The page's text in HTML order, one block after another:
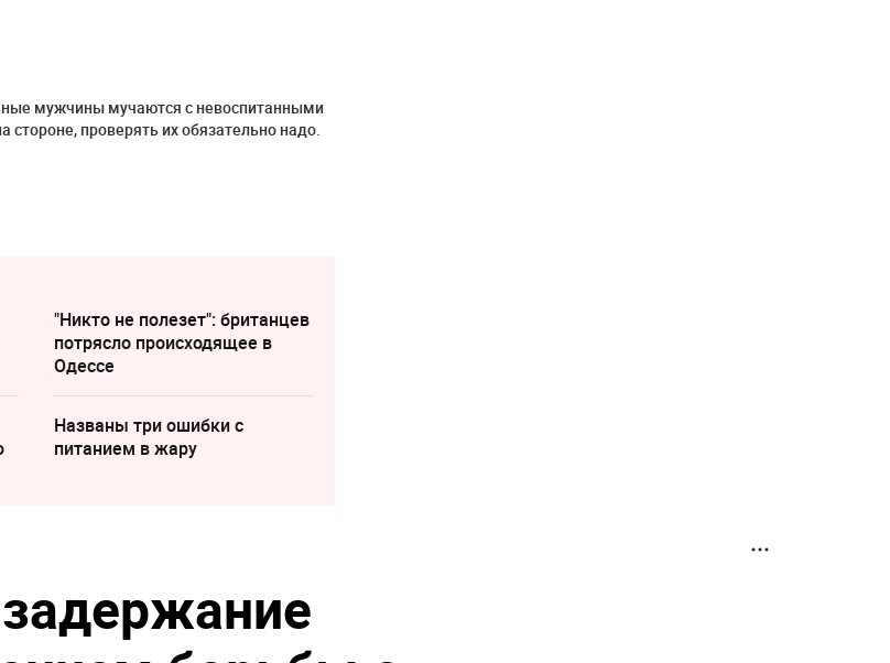
мужчины мучаются с невоспитанными
проверять их обязательно надо.
"Никто не полезет": британцев
потрясло происходящее в
Одессе
Названы три ошибки с
питанием в жару